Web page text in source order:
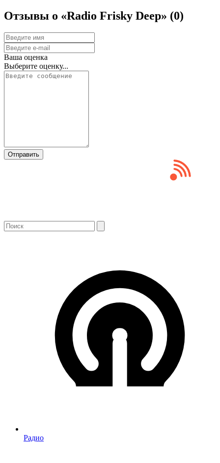
Отзывы о «Radio Frisky Deep» (0)
Ваша оценка
Выберите оценку...
Отправить
Радио